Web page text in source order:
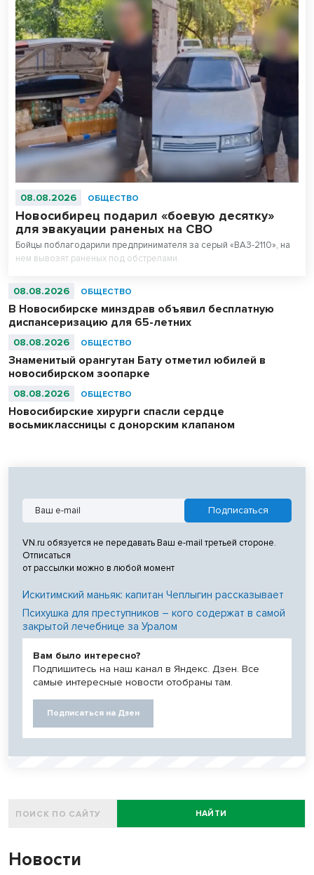
08.08.2026 ОБЩЕСТВО
Новосибирец подарил «боевую десятку»
для эвакуации раненых на СВО
Бойцы поблагодарили предпринимателя за серый «ВАЗ-2110», на
нем вывозят раненых под обстрелами.
08.08.2026 ОБЩЕСТВО
В Новосибирске минздрав объявил бесплатную
диспансеризацию для 65-летних
08.08.2026 ОБЩЕСТВО
Знаменитый орангутан Бату отметил юбилей в
новосибирском зоопарке
08.08.2026 ОБЩЕСТВО
Новосибирские хирурги спасли сердце
восьмиклассницы с донорским клапаном
VN.ru обязуется не передавать Ваш e-mail третьей стороне.
Отписаться
от рассылки можно в любой момент
Искитимский маньяк: капитан Чеплыгин рассказывает
Психушка для преступников – кого содержат в самой
закрытой лечебнице за Уралом
Вам было интересно?
Подпишитесь на наш канал в Яндекс. Дзен. Все
самые интересные новости отобраны там.
Подписаться на Дзен
НАЙТИ
Новости